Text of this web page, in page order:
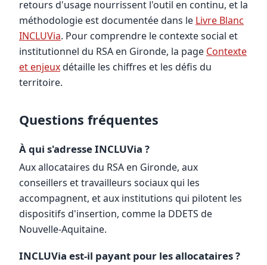
retours d'usage nourrissent l'outil en continu, et la
méthodologie est documentée dans le Livre Blanc
INCLUVia. Pour comprendre le contexte social et
institutionnel du RSA en Gironde, la page Contexte
et enjeuxdétaille les chiffres et les défis du
territoire.
Questions fréquentes
À qui s'adresse INCLUVia ?
Aux allocataires du RSA en Gironde, aux
conseillers et travailleurs sociaux qui les
accompagnent, et aux institutions qui pilotent les
dispositifs d'insertion, comme la DDETS de
Nouvelle-Aquitaine.
INCLUVia est-il payant pour les allocataires ?